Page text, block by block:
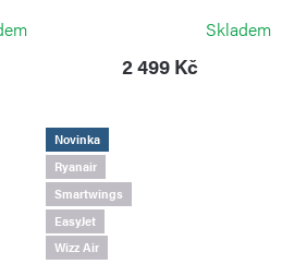
Skladem
2 499 Kč
Novinka
Ryanair
Smartwings
EasyJet
Wizz Air